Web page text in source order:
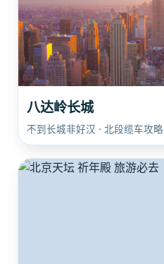
八达岭长城
不到长城非好汉 · 北段缆车攻略